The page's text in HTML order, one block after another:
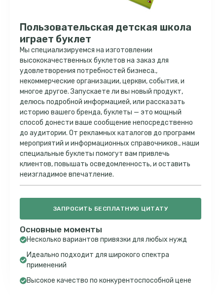
Пользовательская детская школа
играет буклет
Мы специализируемся на изготовлении
высококачественных буклетов на заказ для
удовлетворения потребностей бизнеса.,
некоммерческие организации, церкви, события, и
многое другое. Запускаете ли вы новый продукт,
делюсь подробной информацией, или рассказать
историю вашего бренда, буклеты — это мощный
способ донести ваше сообщение непосредственно
до аудитории. От рекламных каталогов до программ
мероприятий и информационных справочников., наши
специальные буклеты помогут вам привлечь
клиентов, повышать осведомленность, и оставить
неизгладимое впечатление.
ЗАПРОСИТЬ БЕСПЛАТНУЮ ЦИТАТУ
Основные моменты
Несколько вариантов привязки для любых нужд
Идеально подходит для широкого спектра
применений
Высокое качество по конкурентоспособной цене